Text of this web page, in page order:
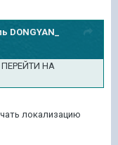
DONGYAN_
НА
локализацию